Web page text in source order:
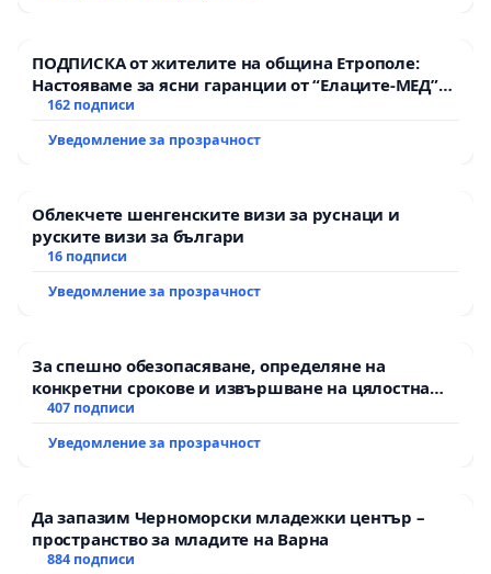
ПОДПИСКА от жителите на община Етрополе:
Настояваме за ясни гаранции от “Елаците-МЕД”
АД и от държавата, че ще се изпълнят всички
162 подписи
Уведомление за прозрачност
Облекчете шенгенските визи за руснаци и
руските визи за българи
16 подписи
Уведомление за прозрачност
За спешно обезопасяване, определяне на
конкретни срокове и извършване на цялостна
рехабилитация на републиканския път между
Мирово - к.к. Момин проход
407 подписи
Уведомление за прозрачност
Да запазим Черноморски младежки център –
пространство за младите на Варна
884 подписи